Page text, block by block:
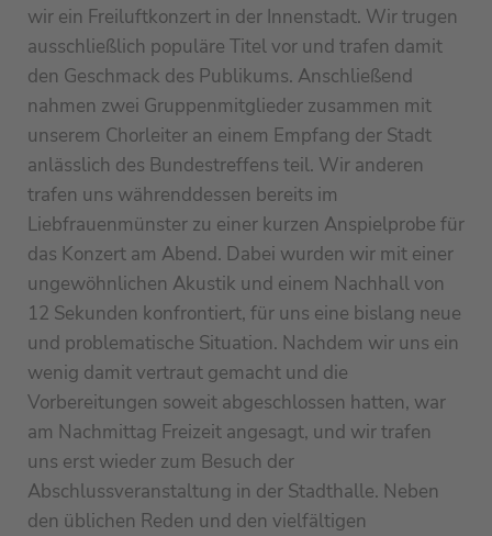
wir ein Freiluftkonzert in der Innenstadt. Wir trugen
ausschließlich populäre Titel vor und trafen damit
den Geschmack des Publikums. Anschließend
nahmen zwei Gruppenmitglieder zusammen mit
unserem Chorleiter an einem Empfang der Stadt
anlässlich des Bundestreffens teil. Wir anderen
trafen uns währenddessen bereits im
Liebfrauenmünster zu einer kurzen Anspielprobe für
das Konzert am Abend. Dabei wurden wir mit einer
ungewöhnlichen Akustik und einem Nachhall von
12 Sekunden konfrontiert, für uns eine bislang neue
und problematische Situation. Nachdem wir uns ein
wenig damit vertraut gemacht und die
Vorbereitungen soweit abgeschlossen hatten, war
am Nachmittag Freizeit angesagt, und wir trafen
uns erst wieder zum Besuch der
Abschlussveranstaltung in der Stadthalle. Neben
den üblichen Reden und den vielfältigen